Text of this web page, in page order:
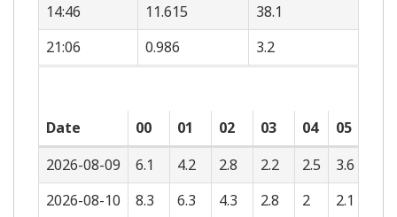
14:46
11.615
38.1
21:06
0.986 3.2
Date 00 01 02 03 04 05
2026-08-09
6.1 4.2 2.8 2.2 2.5 3.6
2026-08-10
8.3 6.3 4.3 2.8 2 2.1